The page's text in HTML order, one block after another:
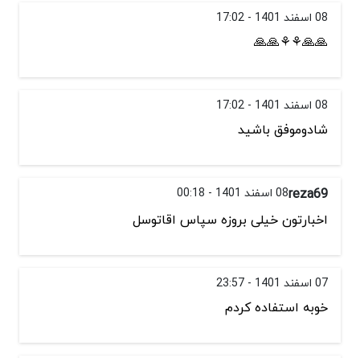
08 اسفند 1401 - 17:02
🙏🙏⚘⚘🙏🙏
08 اسفند 1401 - 17:02
شادوموفق باشید
reza6908 اسفند 1401 - 00:18
اخبارتون خیلی بروزه سپاس اقاتوسل
07 اسفند 1401 - 23:57
خوبه استفاده کردم